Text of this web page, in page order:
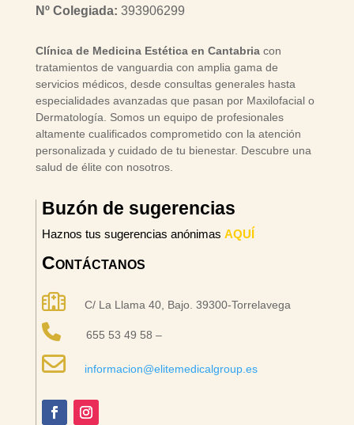
Nº Colegiada: 393906299
Clínica de Medicina Estética en Cantabriacon
tratamientos de vanguardia con amplia gama de
servicios médicos, desde consultas generales hasta
especialidades avanzadas que pasan por Maxilofacial o
Dermatología. Somos un equipo de profesionales
altamente cualificados comprometido con la atención
personalizada y cuidado de tu bienestar. Descubre una
salud de élite con nosotros.
Buzón de sugerencias
Haznos tus sugerencias anónimas AQUÍ
Contáctanos
C/ La Llama 40, Bajo. 39300-Torrelavega
655 53 49 58 –
informacion@elitemedicalgroup.es